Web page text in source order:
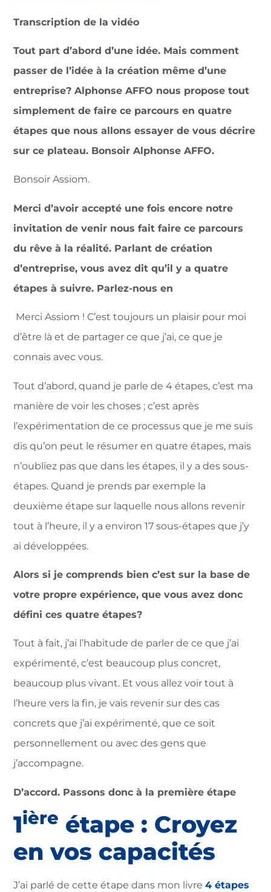
Transcription de la vidéo
Tout part d’abord d’une idée. Mais comment
passer de l’idée à la création même d’une
entreprise? Alphonse AFFO nous propose tout
simplement de faire ce parcours en quatre
étapes que nous allons essayer de vous décrire
sur ce plateau. Bonsoir Alphonse AFFO.
Bonsoir Assiom.
Merci d’avoir accepté une fois encore notre
invitation de venir nous fait faire ce parcours
du rêve à la réalité. Parlant de création
d’entreprise, vous avez dit qu’il y a quatre
étapes à suivre. Parlez-nous en
Merci Assiom ! C’est toujours un plaisir pour moi
d’être là et de partager ce que j’ai, ce que je
connais avec vous.
Tout d’abord, quand je parle de 4 étapes, c’est ma
manière de voir les choses ; c’est après
l’expérimentation de ce processus que je me suis
dis qu’on peut le résumer en quatre étapes, mais
n’oubliez pas que dans les étapes, il y a des sous-
étapes. Quand je prends par exemple la
deuxième étape sur laquelle nous allons revenir
tout à l’heure, il y a environ 17 sous-étapes que j’y
ai développées.
Alors si je comprends bien c’est sur la base de
votre propre expérience, que vous avez donc
défini ces quatre étapes?
Tout à fait, j’ai l’habitude de parler de ce que j’ai
expérimenté, c’est beaucoup plus concret,
beaucoup plus vivant. Et vous allez voir tout à
l’heure vers la fin, je vais revenir sur des cas
concrets que j’ai expérimenté, que ce soit
personnellement ou avec des gens que
j’accompagne.
D’accord. Passons donc à la première étape
1ière étape : Croyez
en vos capacités
J’ai parlé de cette étape dans mon livre4 étapes